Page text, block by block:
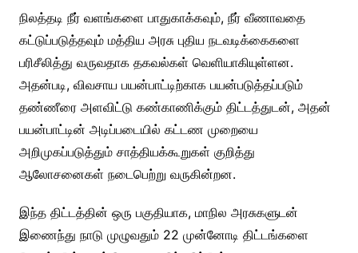
நிலத்தடி நீர் வளங்களை பாதுகாக்கவும், நீர் வீணாவதை
கட்டுப்படுத்தவும் மத்திய அரசு புதிய நடவடிக்கைகளை
பரிசீலித்து வருவதாக தகவல்கள் வெளியாகியுள்ளன.
அதன்படி, விவசாய பயன்பாட்டிற்காக பயன்படுத்தப்படும்
தண்ணீரை அளவிட்டு கண்காணிக்கும் திட்டத்துடன், அதன்
பயன்பாட்டின் அடிப்படையில் கட்டண முறையை
அறிமுகப்படுத்தும் சாத்தியக்கூறுகள் குறித்து
ஆலோசனைகள் நடைபெற்று வருகின்றன.
இந்த திட்டத்தின் ஒரு பகுதியாக, மாநில அரசுகளுடன்
இணைந்து நாடு முழுவதும் 22 முன்னோடி திட்டங்களை